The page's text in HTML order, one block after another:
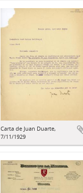
Carta de Juan Duarte,
7/11/1929